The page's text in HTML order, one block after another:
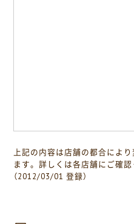
上記の内容は店舗の都合によ
ます。詳しくは各店舗にご確認
（2012/03/01 登録）